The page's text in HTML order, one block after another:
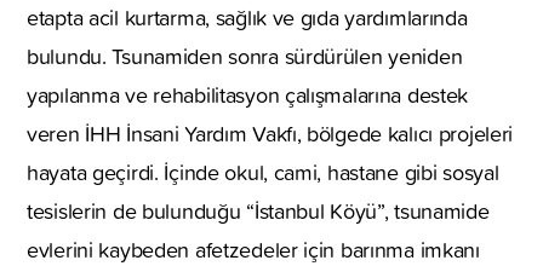
etapta acil kurtarma, sağlık ve gıda yardımlarında
bulundu. Tsunamiden sonra sürdürülen yeniden
yapılanma ve rehabilitasyon çalışmalarına destek
veren İHH İnsani Yardım Vakfı, bölgede kalıcı projeleri
hayata geçirdi. İçinde okul, cami, hastane gibi sosyal
tesislerin de bulunduğu “İstanbul Köyü”, tsunamide
evlerini kaybeden afetzedeler için barınma imkanı